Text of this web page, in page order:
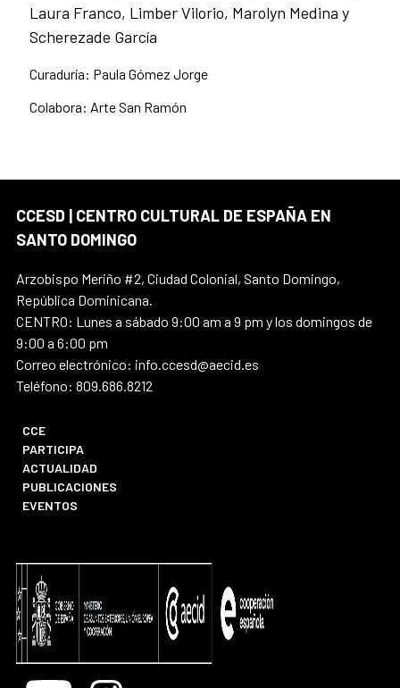
Laura Franco, Limber Vilorio, Marolyn Medina y
Scherezade García
Curaduría: Paula Gómez Jorge
Colabora: Arte San Ramón
CCESD | CENTRO CULTURAL DE ESPAÑA EN
SANTO DOMINGO
Arzobispo Meriño #2, Ciudad Colonial, Santo Domingo,
República Dominicana.
CENTRO: Lunes a sábado 9:00 am a 9 pm y los domingos de
9:00 a 6:00 pm
Correo electrónico: info.ccesd@aecid.es
Teléfono: 809.686.8212
CCE
PARTICIPA
ACTUALIDAD
PUBLICACIONES
EVENTOS